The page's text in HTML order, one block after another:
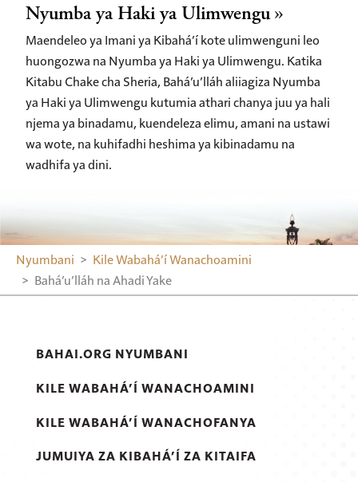
Nyumba ya Haki ya Ulimwengu
Maendeleo ya Imani ya Kibahá’í kote ulimwenguni leo
huongozwa na Nyumba ya Haki ya Ulimwengu. Katika
Kitabu Chake cha Sheria, Bahá’u’lláh aliiagiza Nyumba
ya Haki ya Ulimwengu kutumia athari chanya juu ya hali
njema ya binadamu, kuendeleza elimu, amani na ustawi
wa wote, na kuhifadhi heshima ya kibinadamu na
wadhifa ya dini.
Nyumbani
Kile Wabahá’í Wanachoamini
Bahá’u’lláh na Ahadi Yake
BAHAI.ORG NYUMBANI
KILE WABAHÁ’Í WANACHOAMINI
KILE WABAHÁ’Í WANACHOFANYA
JUMUIYA ZA KIBAHÁ’Í ZA KITAIFA